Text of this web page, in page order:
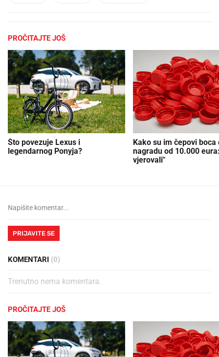
PROČITAJTE JOŠ
Što povezuje Lexus i
legendarnog Ponyja?
Kako su im čepovi boca
nagradu od 10.000
vjerovali"
PRIJAVITE SE
KOMENTARI (0)
Trenutno nema komentara.
PROČITAJTE JOŠ